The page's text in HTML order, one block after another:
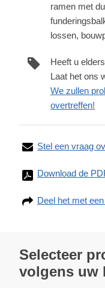
ramen met
lossen,
Heeft u
Laat het ons
We zullen
overtreffen!
Stel een vraag
Download de
Deel het met
Selecteer
volgens uw